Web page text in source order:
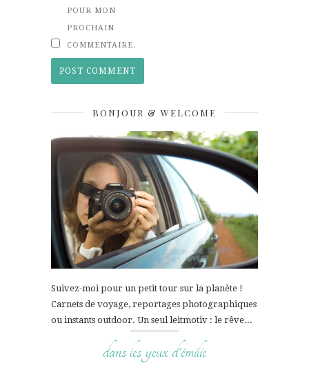
POUR MON
PROCHAIN
COMMENTAIRE.
BONJOUR & WELCOME
Suivez-moi pour un petit tour sur la planète !
Carnets de voyage, reportages photographiques
ou instants outdoor. Un seul leitmotiv : le rêve...
dans les yeux d'émilie